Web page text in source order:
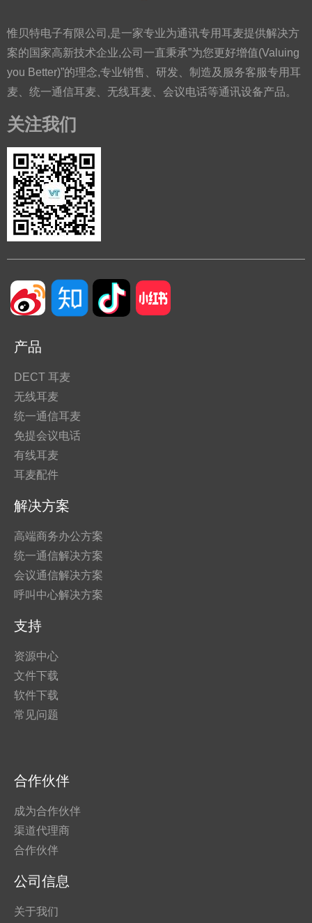
惟贝特电子有限公司,是一家专业为通讯专用耳麦提供解决方
案的国家高新技术企业,公司一直秉承”为您更好增值(Valuing
you Better)”的理念,专业销售、研发、制造及服务客服专用耳
麦、统一通信耳麦、无线耳麦、会议电话等通讯设备产品。
关注我们
产品
DECT 耳麦
无线耳麦
统一通信耳麦
免提会议电话
有线耳麦
耳麦配件
解决方案
高端商务办公方案
统一通信解决方案
会议通信解决方案
呼叫中心解决方案
支持
资源中心
文件下载
软件下载
常见问题
合作伙伴
成为合作伙伴
渠道代理商
合作伙伴
公司信息
关于我们